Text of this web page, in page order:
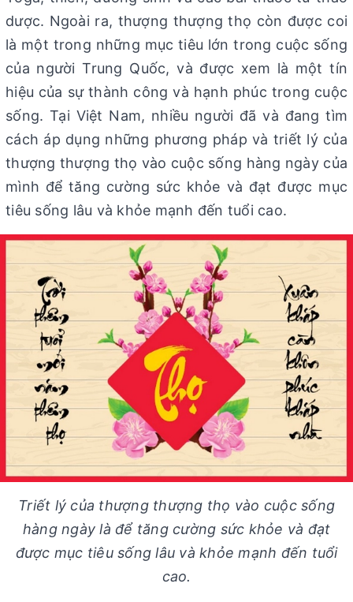
dược. Ngoài ra, thượng thượng thọ còn được coi
là một trong những mục tiêu lớn trong cuộc sống
của người Trung Quốc, và được xem là một tín
hiệu của sự thành công và hạnh phúc trong cuộc
sống. Tại Việt Nam, nhiều người đã và đang tìm
cách áp dụng những phương pháp và triết lý của
thượng thượng thọ vào cuộc sống hàng ngày của
mình để tăng cường sức khỏe và đạt được mục
tiêu sống lâu và khỏe mạnh đến tuổi cao.
Triết lý của thượng thượng thọ vào cuộc sống
hàng ngày là để tăng cường sức khỏe và đạt
được mục tiêu sống lâu và khỏe mạnh đến tuổi
cao.